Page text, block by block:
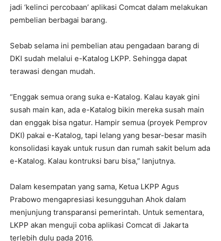
jadi ‘kelinci percobaan’ aplikasi Comcat dalam melakukan
pembelian berbagai barang.
Sebab selama ini pembelian atau pengadaan barang di
DKI sudah melalui e-Katalog LKPP. Sehingga dapat
terawasi dengan mudah.
“Enggak semua orang suka e-Katalog. Kalau kayak gini
susah main kan, ada e-Katalog bikin mereka susah main
dan enggak bisa ngatur. Hampir semua (proyek Pemprov
DKI) pakai e-Katalog, tapi lelang yang besar-besar masih
konsolidasi kayak untuk rusun dan rumah sakit belum ada
e-Katalog. Kalau kontruksi baru bisa,” lanjutnya.
Dalam kesempatan yang sama, Ketua LKPP Agus
Prabowo mengapresiasi kesungguhan Ahok dalam
menjunjung transparansi pemerintah. Untuk sementara,
LKPP akan menguji coba aplikasi Comcat di Jakarta
terlebih dulu pada 2016.